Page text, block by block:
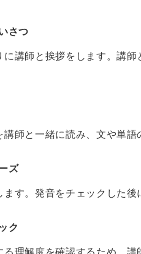
。「英語は多くの人々によって話さ
れている」と伝えたり、たずねたり
主語とする２種類の受動態の文を作る
受動態
の文を、受動態にする練習を行いま
トーク①
、教師とディスカッションを行います。
さつ
に講師と挨拶をします。講
師と一緒に読み、文や単語
ズ
す。発音をチェックした
ク
理解度を確認するため、講